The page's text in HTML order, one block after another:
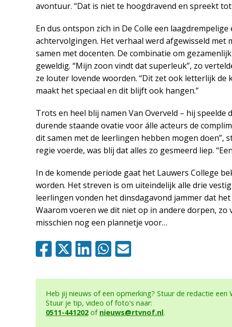
avontuur. “Dat is niet te hoogdravend en spreekt
En dus ontspon zich in De Colle een
achtervolgingen. Het verhaal werd afgewisseld
samen met docenten. De combinatie om
geweldig. “Mijn zoon vindt dat superleuk”, zo
ze louter lovende woorden. “Dit zet ook letterlijk
maakt het speciaal en dit blijft ook hangen.”
Trots en heel blij namen Van Overveld – hij speelde
durende staande ovatie voor álle acteurs de
dit samen met de leerlingen hebben mogen doen”,
regie voerde, was blij dat alles zo gesmeerd liep.
In de komende periode gaat het Lauwers College
worden. Het streven is om uiteindelijk alle drie
leerlingen vonden het dinsdagavond jammer dat
Waarom voeren we dit niet op in andere dorpen, zo
misschien nog een plannetje voor…
Heb jij nieuws of een opmerking? Stuur de redactie een
Stuur je tip, video of foto's naar:
0511-441202 of nieuws@rtvnof.nl.